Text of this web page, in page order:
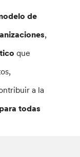
de
,
que
a la
todas